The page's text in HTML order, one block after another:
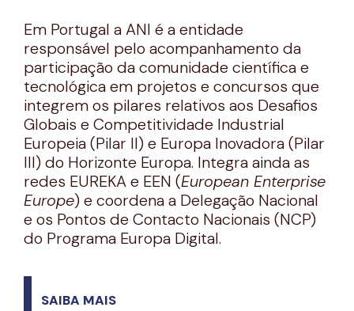
Em Portugal a ANI é a entidade
responsável pelo acompanhamento da
participação da comunidade científica e
tecnológica em projetos e concursos que
integrem os pilares relativos aos Desafios
Globais e Competitividade Industrial
Europeia (Pilar II) e Europa Inovadora (Pilar
III) do Horizonte Europa. Integra ainda as
redes EUREKA e EEN (European Enterprise
Europe) e coordena a Delegação Nacional
e os Pontos de Contacto Nacionais (NCP)
do Programa Europa Digital.
SAIBA MAIS